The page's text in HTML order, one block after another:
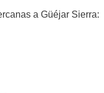
a Güéjar Sierra: